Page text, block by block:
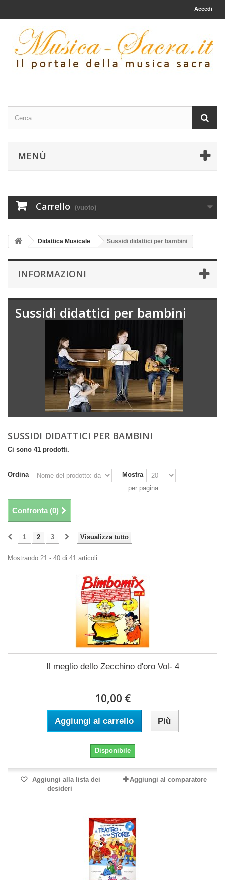
Accedi
MENÙ
Carrello (vuoto)
Didattica Musicale Sussidi didattici per bambini
INFORMAZIONI
Sussidi didattici per bambini
SUSSIDI DIDATTICI PER BAMBINI
Ci sono 41 prodotti.
Ordina
Mostra
per pagina
Confronta (0)
Visualizza tutto
1 2 3
Mostrando 21 - 40 di 41 articoli
Il meglio dello Zecchino d'oro Vol- 4
10,00 €
Aggiungi al carrello Più
Disponibile
Aggiungi alla lista dei
desideri
Aggiungi al comparatore